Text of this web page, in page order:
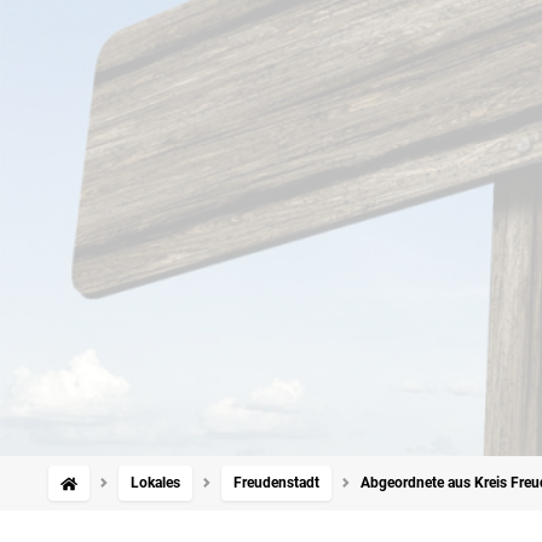
Lokales Freudenstadt Abgeordnete aus Kreis